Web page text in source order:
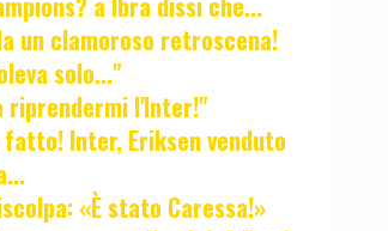
un clamoroso retroscena!
solo..."
riprendermi l'Inter!"
Inter, Eriksen venduto
«È stato Caressa!»